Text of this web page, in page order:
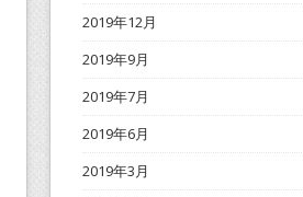
2019年12月
2019年9月
2019年7月
2019年6月
2019年3月